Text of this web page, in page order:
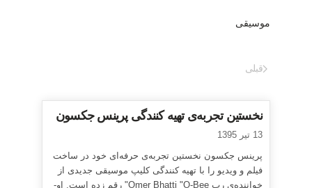
موسیقی
قبلی
نخستین تجربه‌ی تهیه کنندگی پرینس جکسون
13 تیر 1395
پرینس جکسون نخستین تجربه‌ی حرفه‌ای خود در ساخت
فیلم و ویدیو را با تهیه کنندگی کلیپ موسیقی جدیدی از
خواننده‌ی رپ Omer Bhatti "O-Bee" رقم زده است. او-